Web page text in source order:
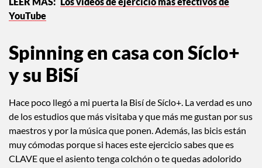
cansaba como cuando salía a mi tiempo de 45 minutos en el
estudio con las bicis.
Los videos de ejercicio más efectivos de
Spinning en casa con Síclo+
y su BiSí